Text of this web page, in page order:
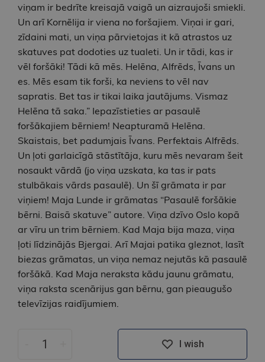
viņam ir bedrīte kreisajā vaigā un aizraujoši smiekli.
Un arī Kornēlija ir viena no foršajiem. Viņai ir gari,
zīdaini mati, un viņa pārvietojas it kā atrastos uz
skatuves pat dodoties uz tualeti. Un ir tādi, kas ir
vēl foršāki! Tādi kā mēs. Helēna, Alfrēds, Īvans un
es. Mēs esam tik forši, ka neviens to vēl nav
sapratis. Bet tas ir tikai laika jautājums. Vismaz
Helēna tā saka.” Iepazīstieties ar pasaulē
foršākajiem bērniem! Neapturamā Helēna.
Skaistais, bet padumjais Īvans. Perfektais Alfrēds.
Un ļoti garlaicīgā stāstītāja, kuru mēs nevaram šeit
nosaukt vārdā (jo viņa uzskata, ka tas ir pats
stulbākais vārds pasaulē). Un šī grāmata ir par
viņiem! Maja Lunde ir grāmatas “Pasaulē foršākie
bērni. Baisā skatuve” autore. Viņa dzīvo Oslo kopā
ar vīru un trim bērniem. Kad Maja bija maza, viņa
ļoti līdzinājās Bjergai. Arī Majai patika gleznot, lasīt
biezas grāmatas, un viņa nemaz nejutās kā pasaulē
foršākā. Kad Maja neraksta kādu jaunu grāmatu,
viņa raksta scenārijus gan bērnu, gan pieaugušo
televīzijas raidījumiem.
I wish